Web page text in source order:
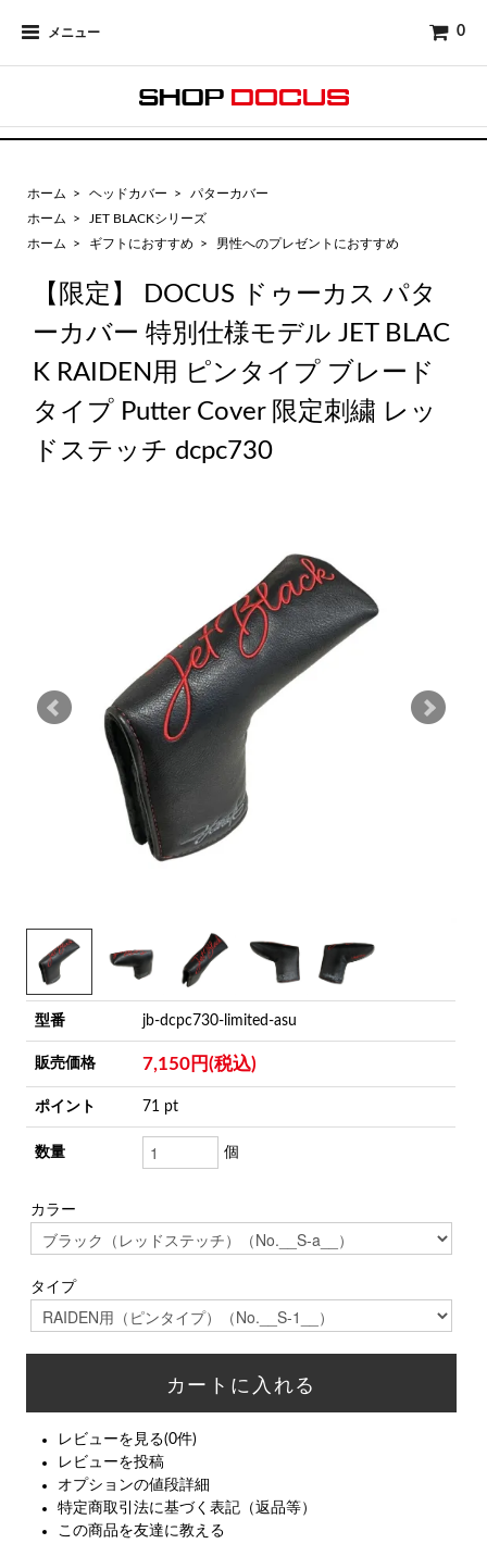
メニュー 0
ホーム > ヘッドカバー >
パターカバー
ホーム
>
JET BLACKシリーズ
ホーム
> ギフトにおすすめ > 男性へのプレゼントにおすすめ
【限定】 DOCUS ドゥーカス パタ
ーカバー 特別仕様モデル JET BLAC
K RAIDEN用 ピンタイプ ブレード
タイプ Putter Cover 限定刺繍 レッ
ドステッチ dcpc730
型番 jb-dcpc730-limited-asu
販売価格 7,150円(税込)
ポイント 71 pt
数量 個
カラー
タイプ
レビューを見る(0件)
レビューを投稿
オプションの値段詳細
特定商取引法に基づく表記（返品等）
この商品を友達に教える